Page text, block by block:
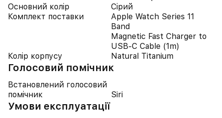
Основний колір
Сірий
Комплект поставки
Apple Watch Series 11
Band
Magnetic Fast Charger to
USB‑C Cable (1m)
Колір корпусу
Natural Titanium
Голосовий помічник
Встановлений голосовий
помічник
Siri
Умови експлуатації